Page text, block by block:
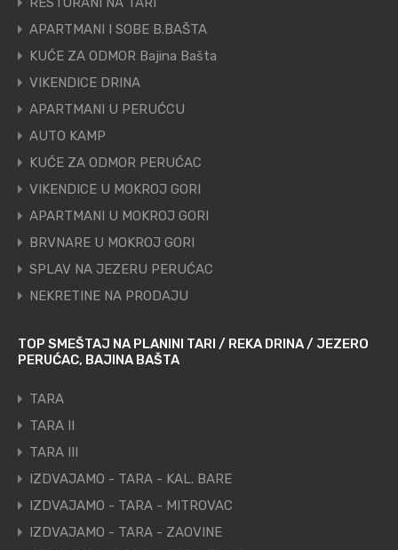
APARTMANI I SOBE B.BAŠTA
KUĆE ZA ODMOR Bajina Bašta
VIKENDICE DRINA
APARTMANI U PERUĆCU
AUTO KAMP
KUĆE ZA ODMOR PERUĆAC
VIKENDICE U MOKROJ GORI
APARTMANI U MOKROJ GORI
BRVNARE U MOKROJ GORI
SPLAV NA JEZERU PERUĆAC
NEKRETINE NA PRODAJU
TOP SMEŠTAJ NA PLANINI TARI / REKA DRINA / JEZERO
PERUĆAC, BAJINA BAŠTA
TARA
TARA II
TARA III
IZDVAJAMO - TARA - KAL. BARE
IZDVAJAMO - TARA - MITROVAC
IZDVAJAMO - TARA - ZAOVINE